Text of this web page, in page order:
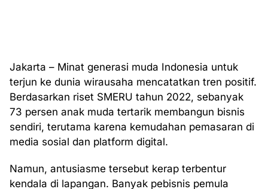
Jakarta – Minat generasi muda Indonesia untuk
terjun ke dunia wirausaha mencatatkan tren positif.
Berdasarkan riset SMERU tahun 2022, sebanyak
73 persen anak muda tertarik membangun bisnis
sendiri, terutama karena kemudahan pemasaran di
media sosial dan platform digital.
Namun, antusiasme tersebut kerap terbentur
kendala di lapangan. Banyak pebisnis pemula